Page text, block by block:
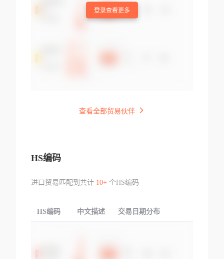
登录查看更多
查看全部贸易伙伴
HS编码
进口贸易匹配到共计 10+个HS编码
HS编码 中文描述 交易日期分布